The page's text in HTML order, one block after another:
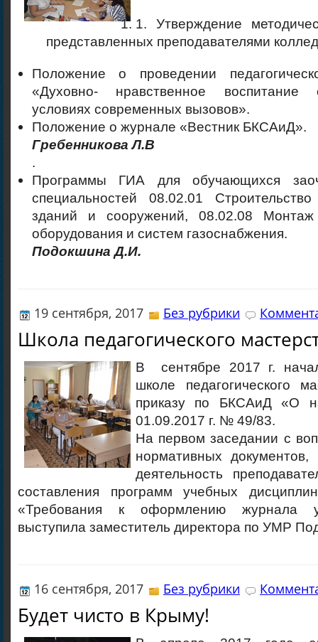
1. Утверждение
представленных преподавателями
Положение о проведении
«Духовно- нравственное
условиях современных вызовов».
Положение о журнале «Вестник БКСАиД».
Гребенникова Л.В
.
Программы ГИА для обучающихся
специальностей 08.02.01
зданий и сооружений, 08.02.08 Монтаж
оборудования и систем газоснабжения.
Подокшина Д.И.
19 сентября, 2017 Без рубрики
Школа педагогического
В сентябре 2017 г.
школе педагогического
приказу по БКСАиД «О
01.09.2017 г. № 49/83.
На первом заседании с
нормативных документов,
деятельность
составления программ учебных
«Требования к оформлению журнала
выступила заместитель директора по УМР
16 сентября, 2017 Без рубрики
Будет чисто в Крыму!